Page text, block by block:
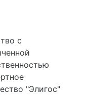
с
"Элигос"